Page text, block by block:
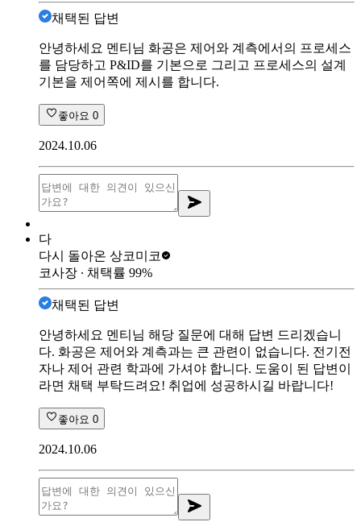
채택된 답변
안녕하세요 멘티님 화공은 제어와 계측에서의 프로세스
를 담당하고 P&ID를 기본으로 그리고 프로세스의 설계
기본을 제어쪽에 제시를 합니다.
좋아요 0
2024.10.06
다
다시 돌아온 상코미코
코사장 ∙ 채택률 99%
채택된 답변
안녕하세요 멘티님 해당 질문에 대해 답변 드리겠습니
다. 화공은 제어와 계측과는 큰 관련이 없습니다. 전기전
자나 제어 관련 학과에 가셔야 합니다. 도움이 된 답변이
라면 채택 부탁드려요! 취업에 성공하시길 바랍니다!
좋아요 0
2024.10.06